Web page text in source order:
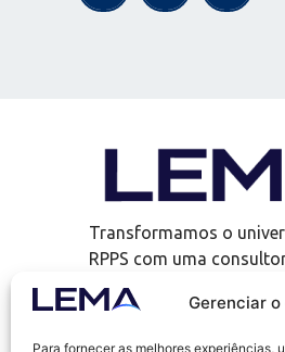
Gerenciar
Para fornecer as melhores experiências,
Transformamos o
RPPS com uma
investimentos que vai